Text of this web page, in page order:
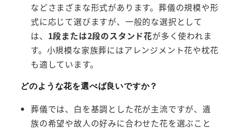
などさまざまな形式があります。葬儀の規模や形
式に応じて選びますが、一般的な選択として
は、 1段または2段のスタンド花が多く使われま
す。小規模な家族葬にはアレンジメント花や枕花
も適しています。
どのような花を選べば良いですか？
葬儀では、白を基調とした花が主流ですが、遺
族の希望や故人の好みに合わせた花を選ぶこと